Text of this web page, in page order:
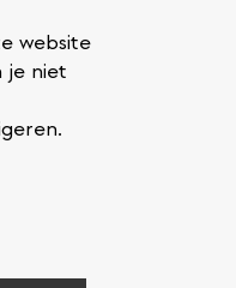
website
je niet